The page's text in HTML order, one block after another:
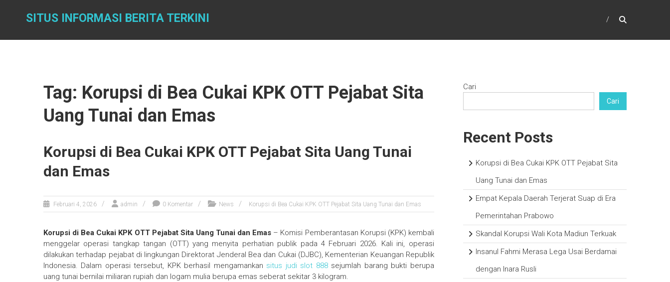
SITUS INFORMASI BERITA TERKINI
Tag: Korupsi di Bea Cukai KPK OTT Pejabat Sita
Uang Tunai dan Emas
Korupsi di Bea Cukai KPK OTT Pejabat Sita Uang Tunai
dan Emas
Februari 4, 2026 admin 0 Komentar News Korupsi di Bea Cukai KPK OTT Pejabat Sita Uang Tunai dan Emas
Korupsi di Bea Cukai KPK OTT Pejabat Sita Uang Tunai dan Emas – Komisi Pemberantasan Korupsi (KPK) kembali
menggelar operasi tangkap tangan (OTT) yang menyita perhatian publik pada 4 Februari 2026. Kali ini, operasi
dilakukan terhadap pejabat di lingkungan Direktorat Jenderal Bea dan Cukai (DJBC), Kementerian Keuangan Republik
Indonesia. Dalam operasi tersebut, KPK berhasil mengamankan situs judi slot 888sejumlah barang bukti berupa
uang tunai bernilai miliaran rupiah dan logam mulia berupa emas seberat sekitar 3 kilogram.
Cari
Cari
Recent Posts
Korupsi di Bea Cukai KPK OTT Pejabat Sita
Uang Tunai dan Emas
Empat Kepala Daerah Terjerat Suap di Era
Pemerintahan Prabowo
Skandal Korupsi Wali Kota Madiun Terkuak
Insanul Fahmi Merasa Lega Usai Berdamai
dengan Inara Rusli